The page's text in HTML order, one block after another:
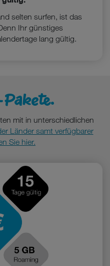
selten surfen, ist das
Ihr günstiges
lang gültig.
mit in unterschiedlichen
Länder samt verfügbarer
Sie hier.
Union aufweisen
wie europäische
wählen, dann sind für